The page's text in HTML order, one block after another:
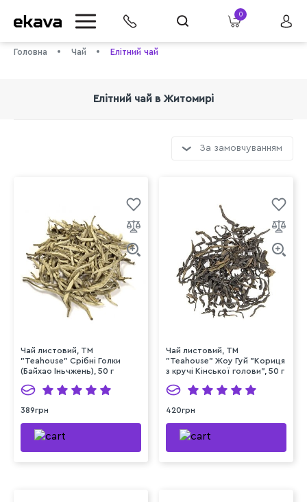
0
Головна Чай Елітний чай
Елітний чай в Житомирі
За замовчуванням
Чай листовий, ТМ
"Teahouse" Срібні Голки
(Байхао Іньчжень), 50 г
389грн
Чай листовий, ТМ
"Teahouse" Жоу Гуй "Кориця
з кручі Кінської голови", 50 г
420грн